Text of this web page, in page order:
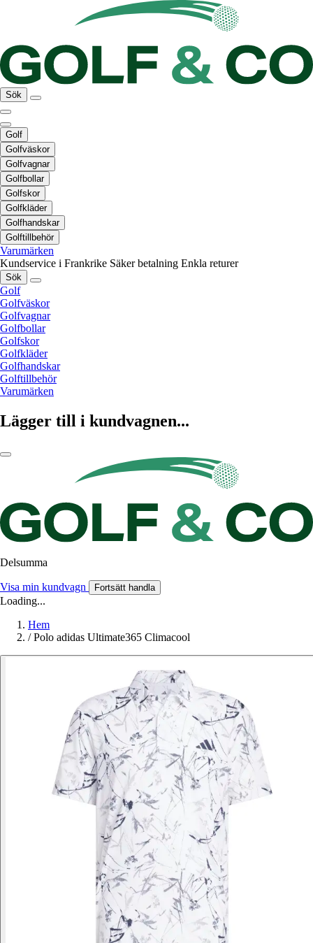
Sök
Golf
Golfväskor
Golfvagnar
Golfbollar
Golfskor
Golfkläder
Golfhandskar
Golftillbehör
Varumärken
Kundservice i Frankrike Säker betalning Enkla returer
Sök
Golf
Golfväskor
Golfvagnar
Golfbollar
Golfskor
Golfkläder
Golfhandskar
Golftillbehör
Varumärken
Lägger till i kundvagnen...
Delsumma
Visa min kundvagn Fortsätt handla
Loading...
Hem
/ Polo adidas Ultimate365 Climacool